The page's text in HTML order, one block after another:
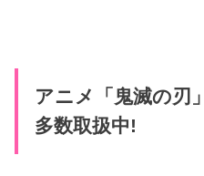
アニメ「鬼滅の刃
多数取扱中!